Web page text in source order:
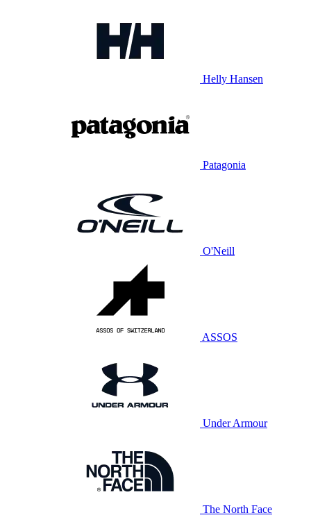
Helly Hansen
Patagonia
O'Neill
ASSOS
Under Armour
The North Face